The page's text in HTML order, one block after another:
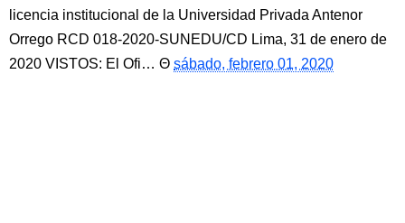
licencia institucional de la Universidad Privada Antenor
Orrego RCD 018-2020-SUNEDU/CD Lima, 31 de enero de
2020 VISTOS: El Ofi…
sábado, febrero 01, 2020